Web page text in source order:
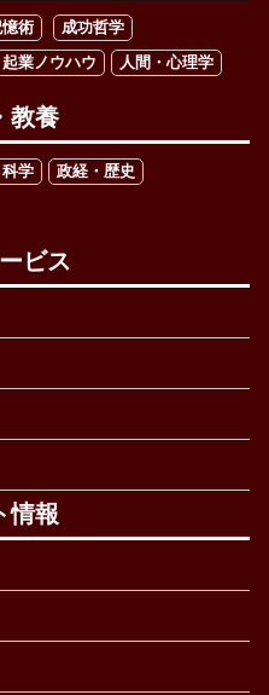
術
成功哲学
起業ノウハウ 人間・心理学
教養
学
政経・歴史
ビス
情報